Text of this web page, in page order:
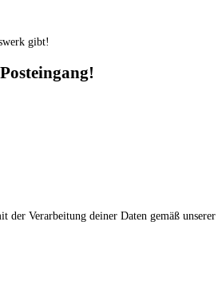
gibt!
Verarbeitung deiner Daten gemäß unserer